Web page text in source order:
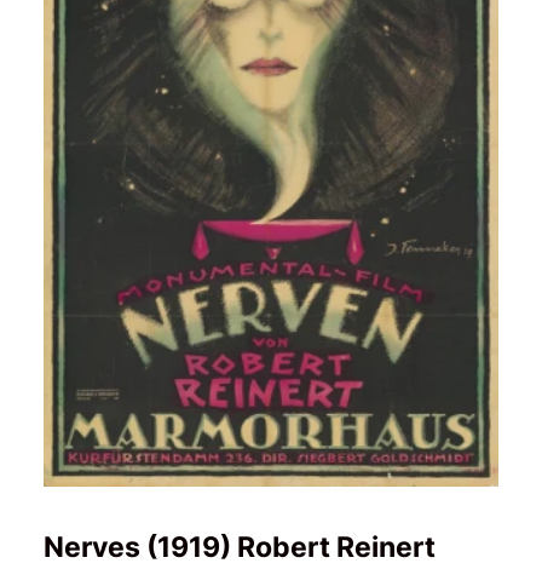
Nerves (1919) Robert Reinert